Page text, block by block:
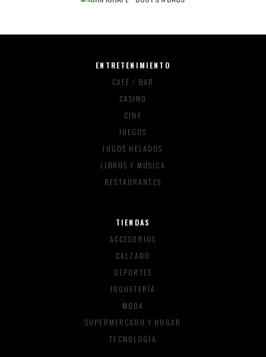
ENTRETENIMIENTO
CAFÉ / BAR
CASINO
CINE
JUEGOS
JUGOS HELADOS
LIBROS Y MÚSICA
RESTAURANTES
TIENDAS
ACCESORIOS
CALZADO
DEPORTES
JUGUETERÍA
MODA
SUPERMERCADO Y HOGAR
TECNOLOGÍA